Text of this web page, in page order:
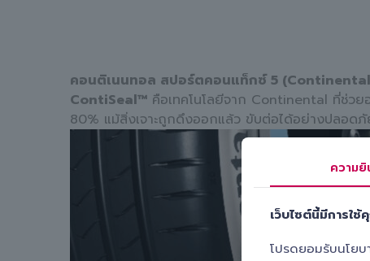
คอนติเนนทอล สปอร์ตคอนแท็กซ์ 5
ContiSeal™คือเทคโนโลยีจาก Continental ที่ช่วย
80% แม้สิ่งเจาะถูกดึงออกแล้ว ขับต่อได้อย่างปลอ
ความ
เว็บไซต์นี้มีการใช้
โปรดยอมรับนโยบ